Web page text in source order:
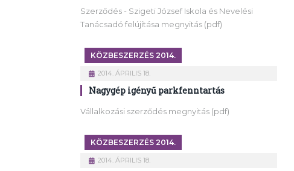
Szerződés - Szigeti József Iskola és Nevelési
Tanácsadó felújítása megnyitás (pdf)
KÖZBESZERZÉS 2014.
2014. ÁPRILIS 18.
Nagygép igényű parkfenntartás
Vállalkozási szerződés megnyitás (pdf)
KÖZBESZERZÉS 2014.
2014. ÁPRILIS 18.